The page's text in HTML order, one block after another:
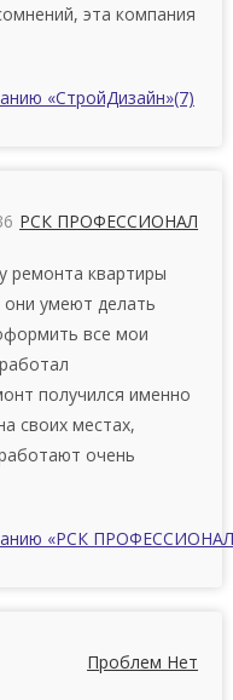
эта компания
«СтройДизайн»(7)
РСК ПРОФЕССИОНАЛ
ремонта квартиры
умеют делать
все мои
получился именно
своих местах,
очень
«РСК
Проблем Нет